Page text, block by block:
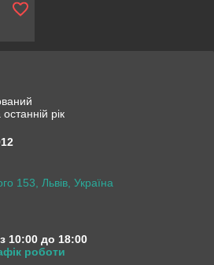
Volvo 300
рік
153, Львів, Україна
10:00 до 18:00
роботи